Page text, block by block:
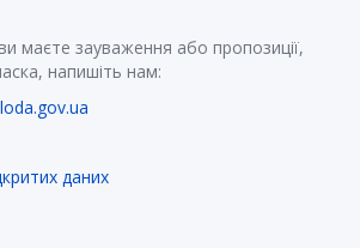
маєте зауваження або пропозиції,
напишіть нам:
даних